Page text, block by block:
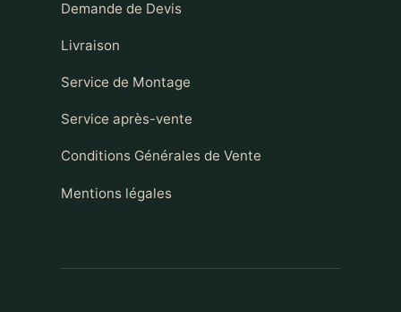
Demande de Devis
Livraison
Service de Montage
Service après-vente
Conditions Générales de Vente
Mentions légales